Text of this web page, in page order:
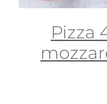
Pizza